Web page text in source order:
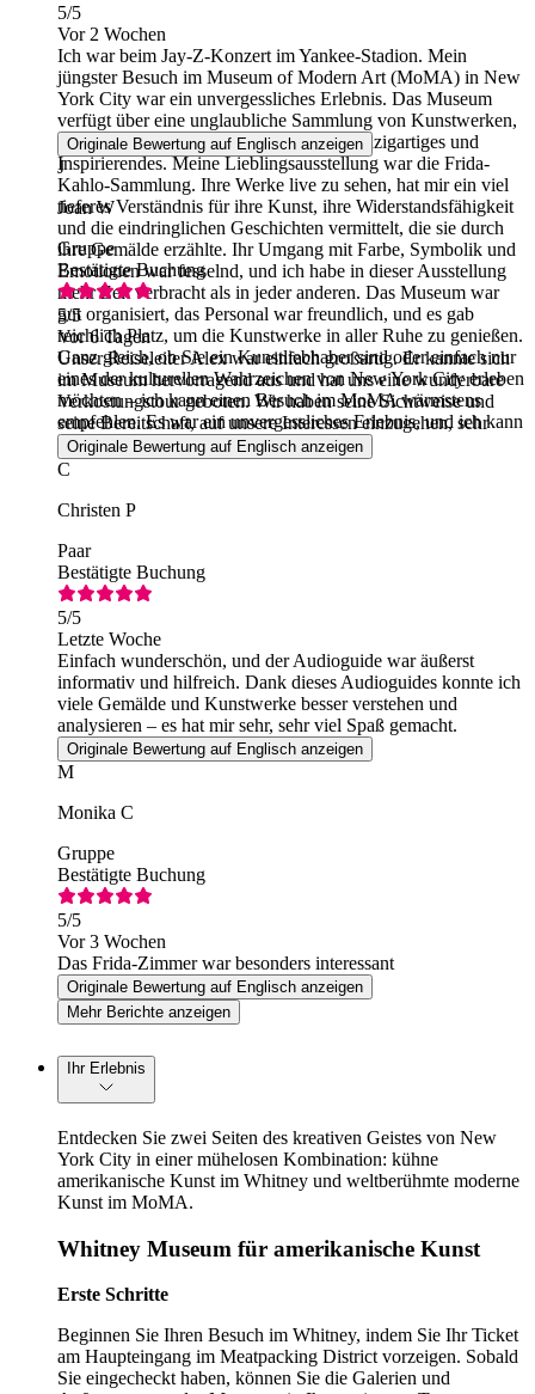
5/5
Vor 2 Wochen
Ich war beim Jay-Z-Konzert im Yankee-Stadion. Mein
jüngster Besuch im Museum of Modern Art (MoMA) in New
York City war ein unvergessliches Erlebnis. Das Museum
verfügt über eine unglaubliche Sammlung von Kunstwerken,
und jeder Ausstellungsraum bot etwas Einzigartiges und
Inspirierendes. Meine Lieblingsausstellung war die Frida-
Kahlo-Sammlung. Ihre Werke live zu sehen, hat mir ein viel
tieferes Verständnis für ihre Kunst, ihre Widerstandsfähigkeit
und die eindringlichen Geschichten vermittelt, die sie durch
ihre Gemälde erzählte. Ihr Umgang mit Farbe, Symbolik und
Emotionen war fesselnd, und ich habe in dieser Ausstellung
mehr Zeit verbracht als in jeder anderen. Das Museum war
gut organisiert, das Personal war freundlich, und es gab
reichlich Platz, um die Kunstwerke in aller Ruhe zu genießen.
Ganz gleich, ob Sie ein Kunstliebhaber sind oder einfach nur
eines der kulturellen Wahrzeichen von New York City erleben
möchten – ich kann einen Besuch im MoMA wärmstens
empfehlen. Es war ein unvergessliches Erlebnis, und ich kann
es kaum erwarten, wiederzukommen.
Originale Bewertung auf Englisch anzeigen
J
Joan W
Gruppe
Bestätigte Buchung
5/5
Vor 6 Tagen
Unser Reiseleiter Alex war einfach großartig. Er kannte sich
im Museum hervorragend aus und hat uns eine wunderbare
Verkostungstour geboten. Wir haben seine Sichtweise und
seine Bereitschaft, auf unsere Interessen einzugehen, sehr
genossen.
Originale Bewertung auf Englisch anzeigen
C
Christen P
Paar
Bestätigte Buchung
5/5
Letzte Woche
Einfach wunderschön, und der Audioguide war äußerst
informativ und hilfreich. Dank dieses Audioguides konnte ich
viele Gemälde und Kunstwerke besser verstehen und
analysieren – es hat mir sehr, sehr viel Spaß gemacht.
Originale Bewertung auf Englisch anzeigen
M
Monika C
Gruppe
Bestätigte Buchung
5/5
Vor 3 Wochen
Das Frida-Zimmer war besonders interessant
Originale Bewertung auf Englisch anzeigen
Mehr Berichte anzeigen
Ihr Erlebnis
Entdecken Sie zwei Seiten des kreativen Geistes von New
York City in einer mühelosen Kombination: kühne
amerikanische Kunst im Whitney und weltberühmte moderne
Kunst im MoMA.
Whitney Museum für amerikanische Kunst
Erste Schritte
Beginnen Sie Ihren Besuch im Whitney, indem Sie Ihr Ticket
am Haupteingang im Meatpacking District vorzeigen. Sobald
Sie eingecheckt haben, können Sie die Galerien und